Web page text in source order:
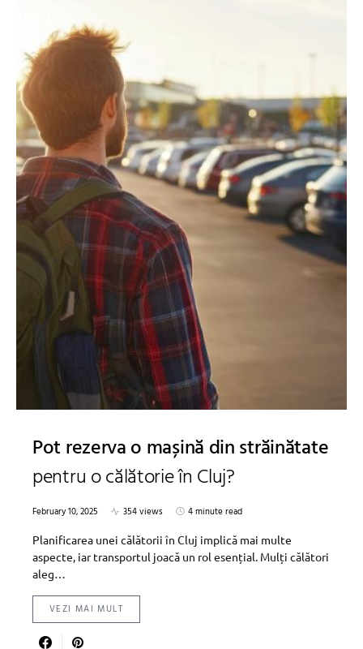
Pot rezerva o mașină din străinătate
pentru o călătorie în Cluj?
February 10, 2025 354 views
4 minute read
Planificarea unei călătorii în Cluj implică mai multe
aspecte, iar transportul joacă un rol esențial. Mulți călători
aleg…
VEZI MAI MULT